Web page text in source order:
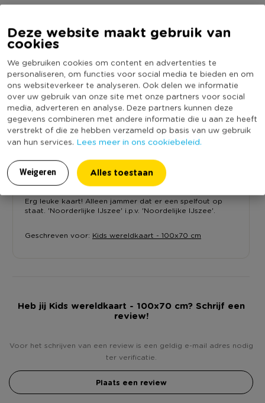
Deze website maakt gebruik van
cookies
We gebruiken cookies om content en advertenties te
personaliseren, om functies voor social media te bieden en om
ons websiteverkeer te analyseren. Ook delen we informatie
over uw gebruik van onze site met onze partners voor social
media, adverteren en analyse. Deze partners kunnen deze
gegevens combineren met andere informatie die u aan ze heeft
verstrekt of die ze hebben verzameld op basis van uw gebruik
van hun services. Lees meer in ons cookiebeleid.
Weigeren Alles toestaan
Reviews
8.0 Op basis van 1 reviews
-
8.0
Erg leuke kaart! Alleen jammer dat er een spelfout op
staat. 'Noorderlijke IJszee' i.p.v. 'Noordelijke IJszee'.
Geschreven voor: Kids wereldkaart - 100x70 cm
Heb jij Kids wereldkaart - 100x70 cm? Schrijf een
review!
Voor het schrijven van een review is een geldig e-mail adres nodig
ter verificatie.
Plaats een review